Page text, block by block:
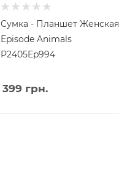
Сумка - Планшет Женская
Episode Animals
P2405Ep994
399 грн.